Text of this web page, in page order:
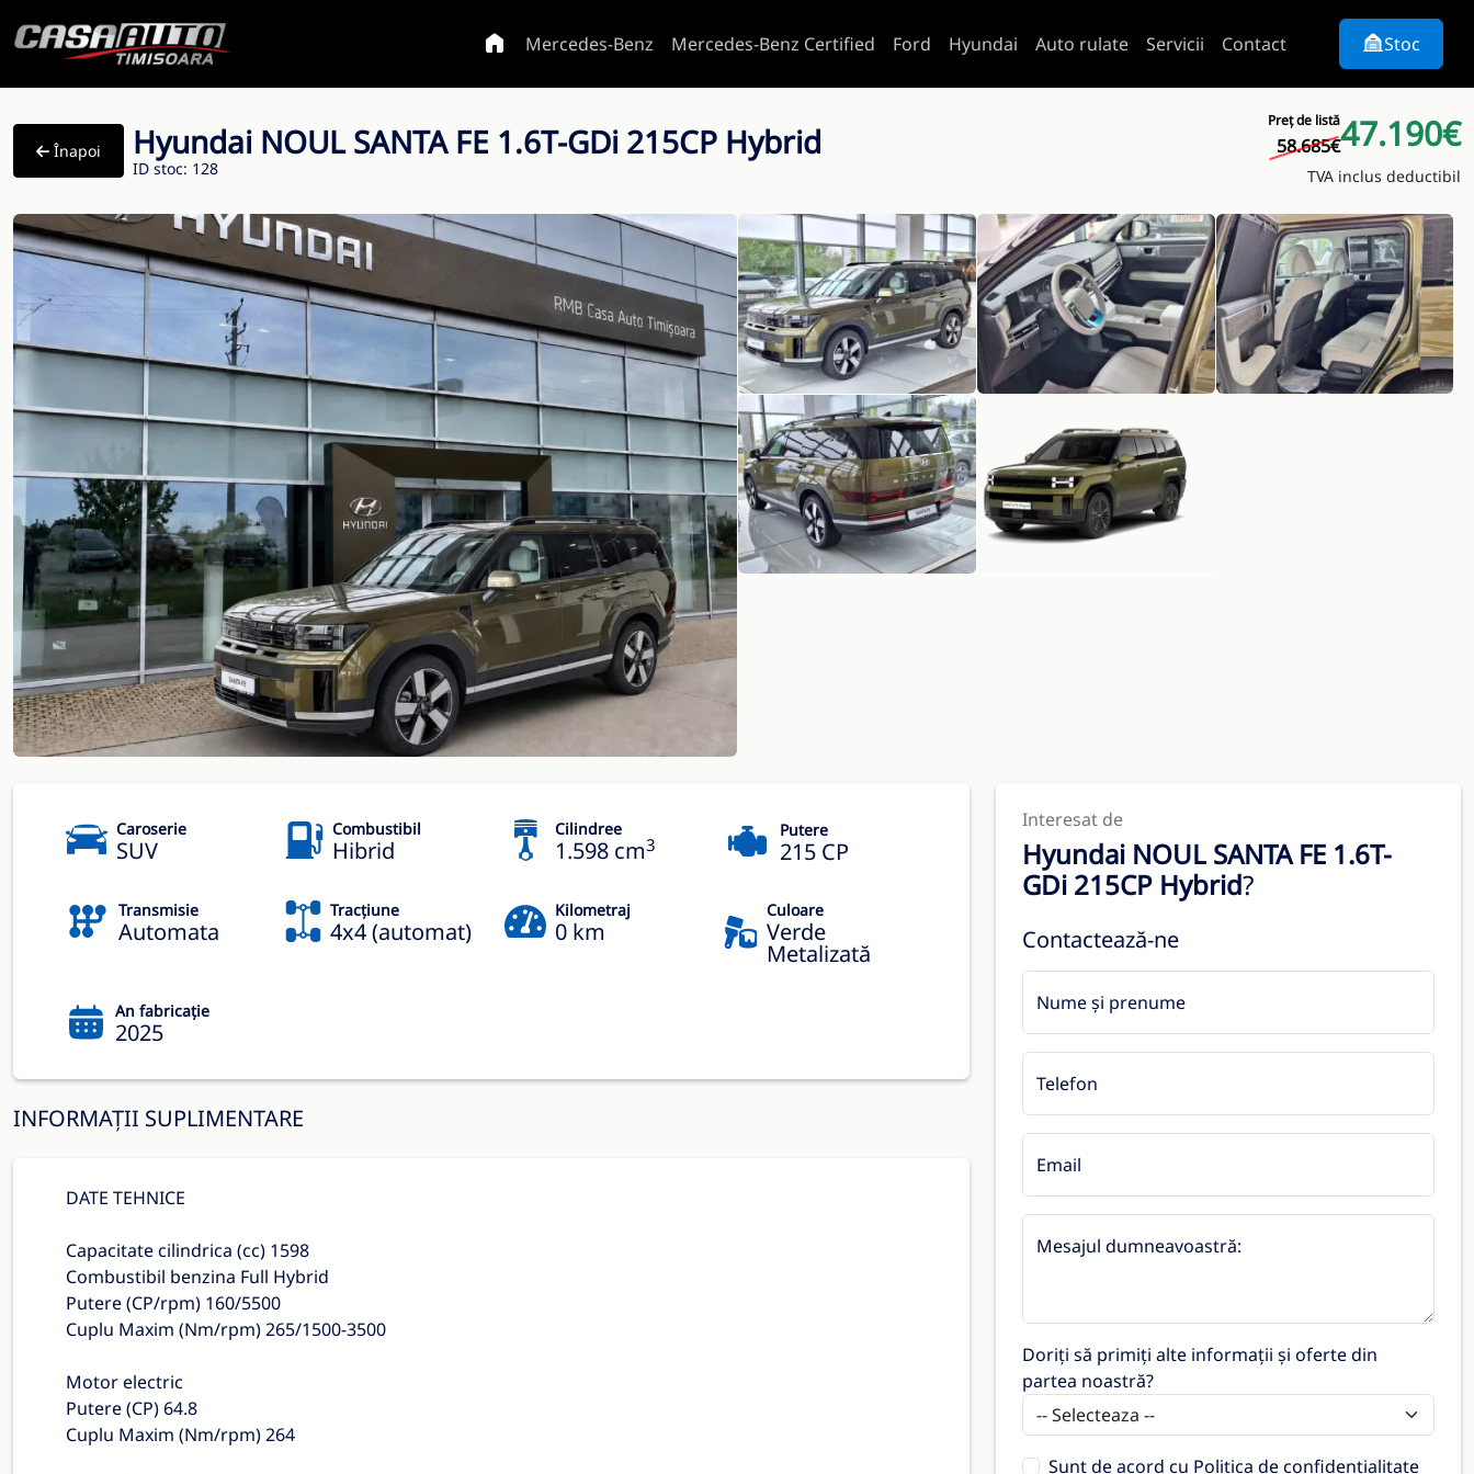
Mercedes-Benz Mercedes-Benz Certified Ford Hyundai Auto rulate Servicii Contact Stoc
Înapoi Hyundai NOUL SANTA FE 1.6T-GDi 215CP Hybrid
ID stoc: 128
Preț de listă
58.685€47.190€
TVA inclus deductibil
Caroserie
SUV
Combustibil
Hibrid
Cilindree
1.598 cm3
Putere
215 CP
Transmisie
Automata
Tracțiune
4x4 (automat)
Kilometraj
0 km
Culoare
Verde
Metalizată
An fabricație
2025
INFORMAȚII SUPLIMENTARE
DATE TEHNICE
Capacitate cilindrica (cc) 1598
Combustibil benzina Full Hybrid
Putere (CP/rpm) 160/5500
Cuplu Maxim (Nm/rpm) 265/1500-3500
Motor electric
Putere (CP) 64.8
Cuplu Maxim (Nm/rpm) 264
Interesat de
Hyundai NOUL SANTA FE 1.6T-
GDi 215CP Hybrid?
Contactează-ne
Nume și prenume
Telefon
Email
Mesajul dumneavoastră:
Doriți să primiți alte informații și oferte din
partea noastră?
Sunt de acord cu Politica de confidențialitate